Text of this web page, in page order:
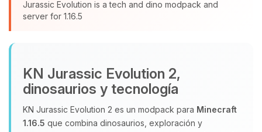
Jurassic Evolution is a tech and dino modpack and
server for 1.16.5
KN Jurassic Evolution 2,
dinosaurios y tecnología
KN Jurassic Evolution 2 es un modpack para Minecraft
1.16.5 que combina dinosaurios, exploración y
asistente de BoxToPlay. Cuentame